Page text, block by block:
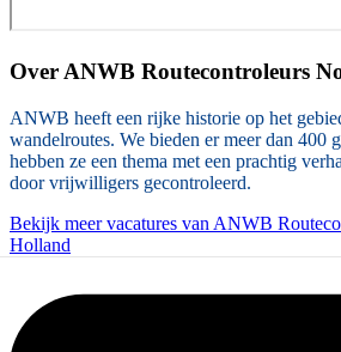
Over ANWB Routecontroleurs
ANWB heeft een rijke historie op het
wandelroutes. We bieden er meer dan 400
hebben ze een thema met een prachtig
door vrijwilligers gecontroleerd.
Bekijk meer vacatures van ANWB
Holland